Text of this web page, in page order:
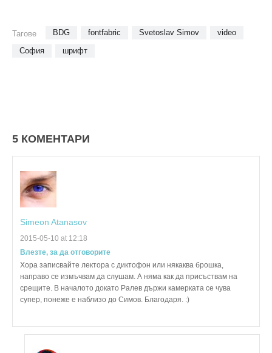
Тагове BDG fontfabric Svetoslav Simov
video
София
шрифт
5 КОМЕНТАРИ
Simeon Atanasov
2015-05-10 at 12:18
Влезте, за да отговорите
Хора записвайте лектора с диктофон или някаква брошка,
направо се измъчвам да слушам. А няма как да присъствам на
срещите. В началото докато Ралев държи камерката се чува
супер, понеже е наблизо до Симов. Благодаря. :)